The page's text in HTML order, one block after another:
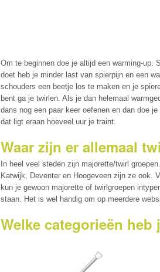
Om te beginnen doe je altijd een warming-up.
doet heb je minder last van spierpijn en een
schouders een beetje los te maken en je
bent ga je twirlen. Als je dan helemaal
dans nog een paar keer oefenen en dan doe
dat ligt eraan hoeveel uur je traint.
Waar zijn er allemaal
In heel veel steden zijn majorette/twirl
Katwijk, Deventer en Hoogeveen zijn ze ook.
kun je gewoon majorette of twirlgroepen
staan. Het is wel handig om op meerdere
Welke categorieën heb